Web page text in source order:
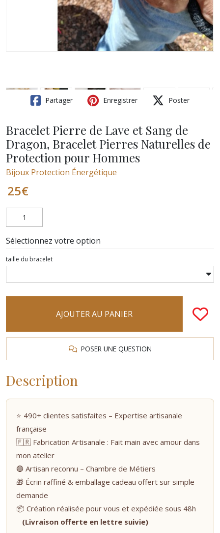
Partager Enregistrer Poster
Bracelet Pierre de Lave et Sang de
Dragon, Bracelet Pierres Naturelles de
Protection pour Hommes
Bijoux Protection Énergétique
25€
Sélectionnez votre option
taille du bracelet
AJOUTER AU PANIER
POSER UNE QUESTION
Description
⭐ 490+ clientes satisfaites – Expertise artisanale
française
🇫🇷 Fabrication Artisanale : Fait main avec amour dans
mon atelier
🔵 Artisan reconnu – Chambre de Métiers
🎁 Écrin raffiné & emballage cadeau offert sur simple
demande
📦 Création réalisée pour vous et expédiée sous 48h
(Livraison offerte en lettre suivie)